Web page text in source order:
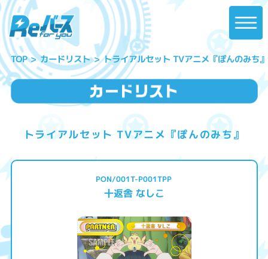
TOP カードリスト トライアルセット TVアニメ『ぽんのみち』
トライアルセット TVアニメ『ぽんのみち』
PON/001T-P001TPP
十返舎 なしこ